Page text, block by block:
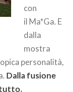
con
il Ma*Ga. E
dalla
mostra
personalità,
Dalla fusione
tutto.